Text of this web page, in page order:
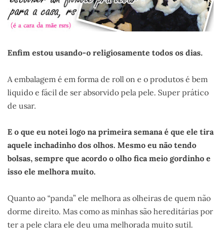
Enfim estou usando-o religiosamente todos os dias.
A embalagem é em forma de roll on e o produtos é bem
liquido e fácil de ser absorvido pela pele. Super prático
de usar.
E o que eu notei logo na primeira semana é que ele tira
aquele inchadinho dos olhos. Mesmo eu não tendo
bolsas, sempre que acordo o olho fica meio gordinho e
isso ele melhora muito.
Quanto ao “panda” ele melhora as olheiras de quem não
dorme direito. Mas como as minhas são hereditárias por
ter a pele clara ele deu uma melhorada muito sutil.